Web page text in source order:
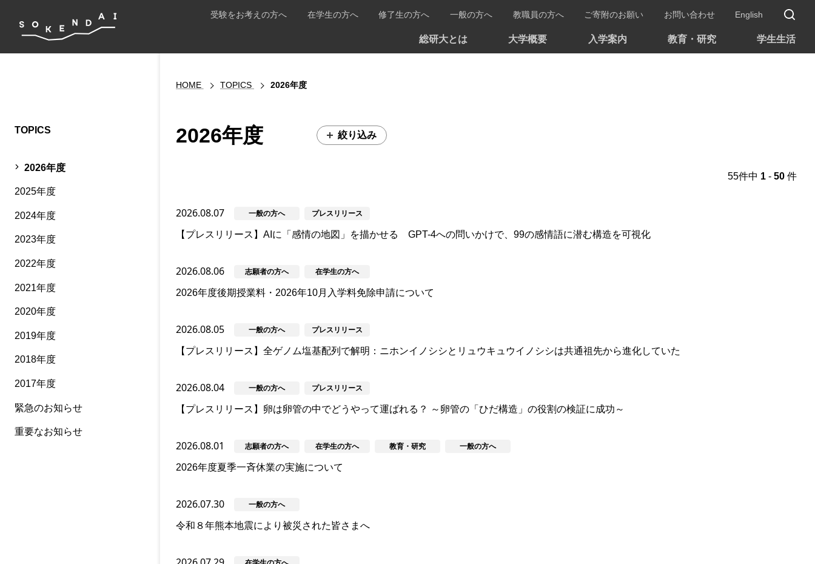
総研大とは 大学概要 入学案内 教育・研究 学生生活
受験をお考えの方へ 在学生の方へ 修了生の方へ 一般の方へ 教職員の方へ ご寄附のお願い お問い合わせ English
HOME TOPICS 2026年度
2026年度 絞り込み
55件中 1- 50件
2026.08.07 一般の方へ プレスリリース
【プレスリリース】AIに「感情の地図」を描かせる GPT-4への問いかけで、99の感情語に潜む構造を可視化
2026.08.06 志願者の方へ 在学生の方へ
2026年度後期授業料・2026年10月入学料免除申請について
2026.08.05 一般の方へ プレスリリース
【プレスリリース】全ゲノム塩基配列で解明：ニホンイノシシとリュウキュウイノシシは共通祖先から進化していた
2026.08.04 一般の方へ プレスリリース
【プレスリリース】卵は卵管の中でどうやって運ばれる？ ～卵管の「ひだ構造」の役割の検証に成功～
2026.08.01 志願者の方へ 在学生の方へ 教育・研究 一般の方へ
2026年度夏季一斉休業の実施について
2026.07.30 一般の方へ
令和８年熊本地震により被災された皆さまへ
TOPICS
2026年度
2025年度
2024年度
2023年度
2022年度
2021年度
2020年度
2019年度
2018年度
2017年度
緊急のお知らせ
重要なお知らせ